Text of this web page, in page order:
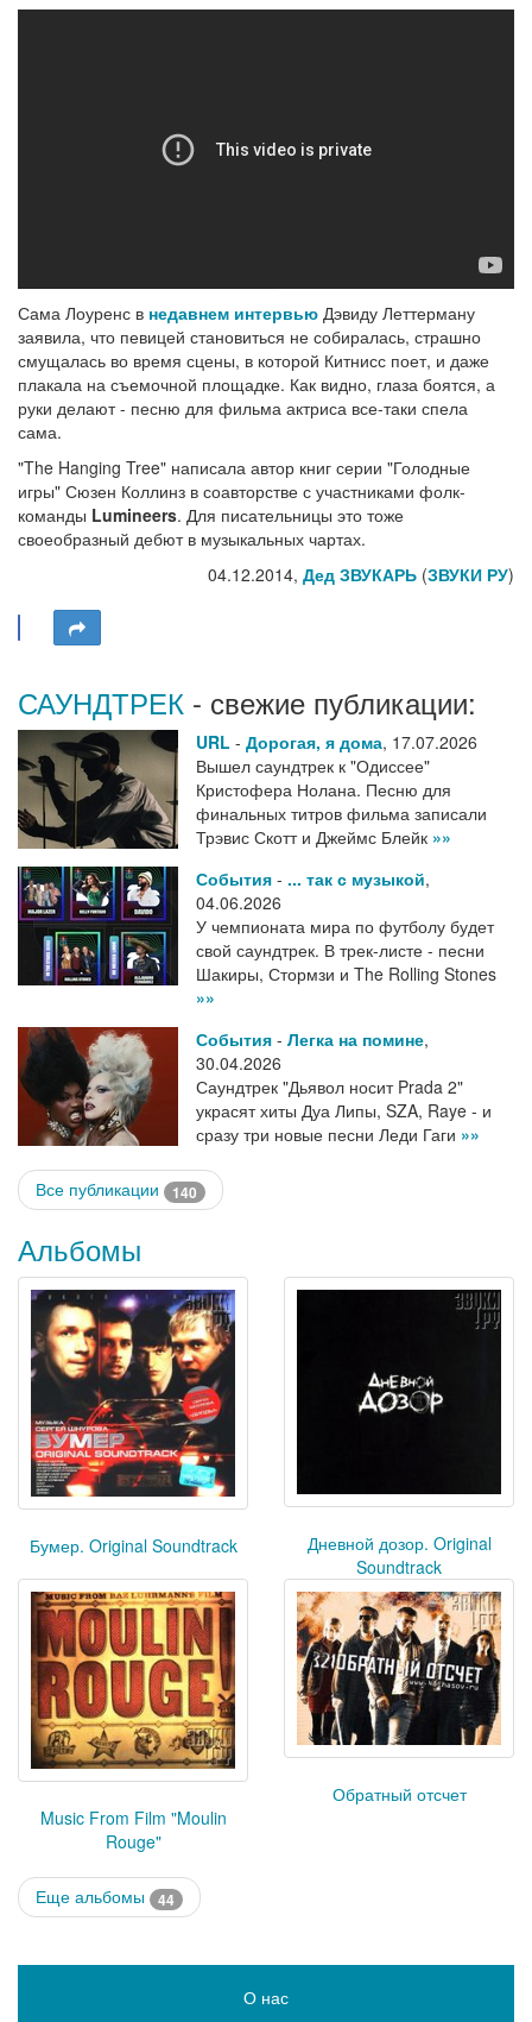
Сама Лоуренс в недавнем интервью Дэвиду Леттерману
заявила, что певицей становиться не собиралась, страшно
смущалась во время сцены, в которой Китнисс поет, и даже
плакала на съемочной площадке. Как видно, глаза боятся, а
руки делают - песню для фильма актриса все-таки спела
сама.
"The Hanging Tree" написала автор книг серии "Голодные
игры" Сюзен Коллинз в соавторстве с участниками фолк-
команды Lumineers. Для писательницы это тоже
своеобразный дебют в музыкальных чартах.
04.12.2014, Дед ЗВУКАРЬ (ЗВУКИ РУ)
САУНДТРЕК - свежие публикации:
URL - Дорогая, я дома, 17.07.2026
Вышел саундтрек к "Одиссее"
Кристофера Нолана. Песню для
финальных титров фильма записали
Трэвис Скотт и Джеймс Блейк »»
События - ... так с музыкой,
04.06.2026
У чемпионата мира по футболу будет
свой саундтрек. В трек-листе - песни
Шакиры, Стормзи и The Rolling Stones
»»
События - Легка на помине,
30.04.2026
Саундтрек "Дьявол носит Prada 2"
украсят хиты Дуа Липы, SZA, Raye - и
сразу три новые песни Леди Гаги »»
Все публикации 140
Альбомы
Бумер. Original Soundtrack
Дневной дозор. Original
Soundtrack
Music From Film "Moulin
Rouge"
Обратный отсчет
Еще альбомы 44
О нас